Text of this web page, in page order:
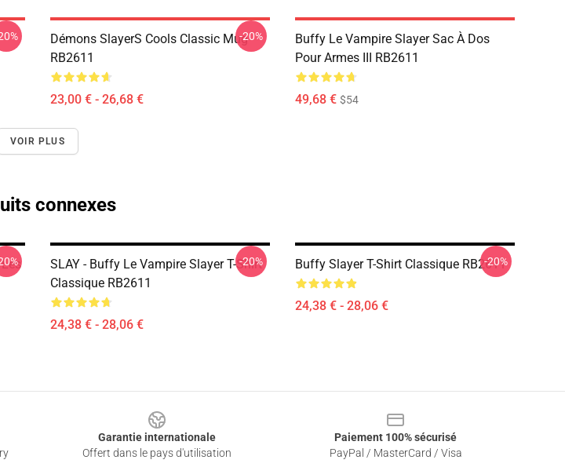
Démons SlayerS Cools Classic Mug
RB2611
23,00 € - 26,68 €
-20%
Buffy Le Vampire Slayer Sac À Dos
Pour Armes III RB2611
49,68 € $54
VOIR PLUS
connexes
SLAY - Buffy Le Vampire Slayer T-Shirt
Classique RB2611
24,38 € - 28,06 €
-20% Buffy Slayer T-Shirt Classique RB2611
24,38 € - 28,06 €
-20%
Garantie internationale
Offert dans le pays d'utilisation
Paiement 100% sécurisé
PayPal / MasterCard / Visa